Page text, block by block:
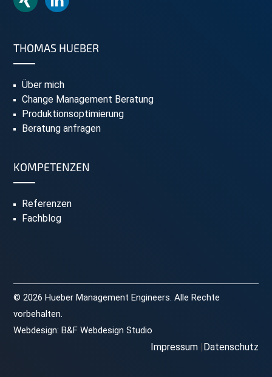
THOMAS HUEBER
Über mich
Change Management Beratung
Produktionsoptimierung
Beratung anfragen
KOMPETENZEN
Referenzen
Fachblog
© 2026 Hueber Management Engineers. Alle Rechte
vorbehalten.
Webdesign: B&F Webdesign Studio
Impressum Datenschutz